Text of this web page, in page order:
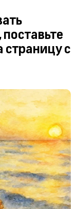
страницу с